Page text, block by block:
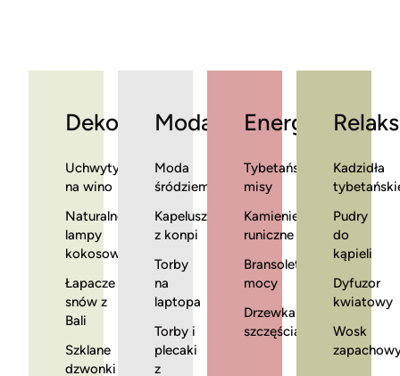
Dekoracje
Uchwyty
na wino
Naturalne
lampy
kokosowe
Łapacze
snów z
Bali
Szklane
dzwonki
Moda
Moda
śródziemnomorska
Kapelusze
z konpi
Torby
na
laptopa
Torby i
plecaki
z
Energia
Tybetańskie
misy
Kamienie
runiczne
Bransoletki
mocy
Drzewka
szczęścia
Relaks
Kadzidła
Pudry
do
kąpieli
Dyfuzor
kwiatowy
Wosk